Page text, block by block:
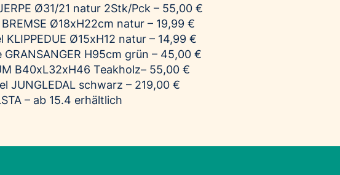
Ø31/21 natur 2Stk/Pck – 55,00 €
Ø18xH22cm natur – 19,99 €
KLIPPEDUE Ø15xH12 natur – 14,99 €
H95cm grün – 45,00 €
B40xL32xH46 Teakholz– 55,00 €
JUNGLEDAL schwarz – 219,00 €
– ab 15.4 erhältlich